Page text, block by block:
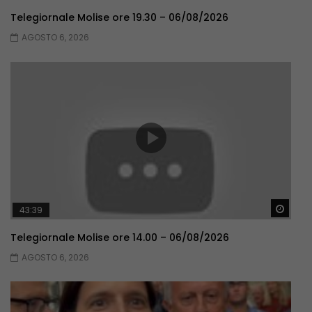
Telegiornale Molise ore 19.30 – 06/08/2026
AGOSTO 6, 2026
43:39
Telegiornale Molise ore 14.00 – 06/08/2026
AGOSTO 6, 2026